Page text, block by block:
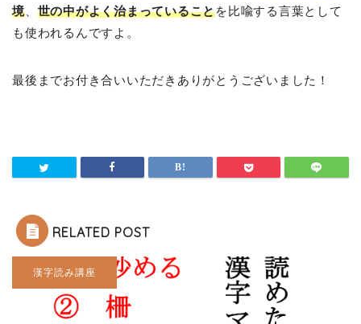
境、 世の中がよく治まっていることを比喩する言葉として
も使われるんですよ。
最後までお付き合いいただきありがとうございました！
RELATED POST
漢字読み講座